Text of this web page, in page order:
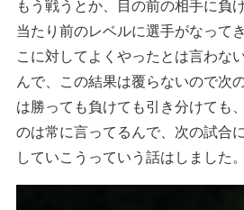
もう戦うとか、目の前の相手に負
当たり前のレベルに選手がなって
こに対してよくやったとは言わな
んで、この結果は覆らないので次
は勝っても負けても引き分けても
のは常に言ってるんで、次の試合
していこうっていう話はしました。